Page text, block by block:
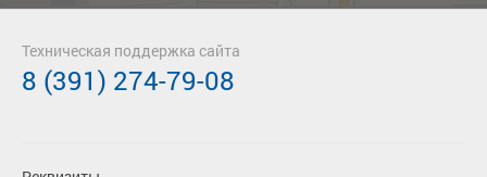
Техническая поддержка сайта
8 (391) 274-79-08